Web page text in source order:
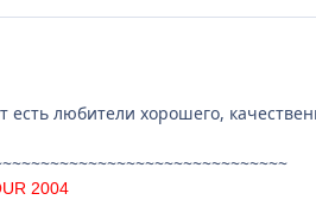
есть любители хорошего,
2004